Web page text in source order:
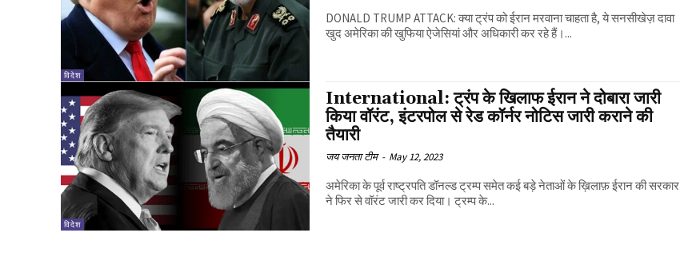
विदेश
DONALD TRUMP ATTACK: क्या ट्रंप को ईरान मरवाना चाहता है, ये सनसीखेज़ दावा
खुद अमेरिका की खुफिया ऐजेसियां और अधिकारी कर रहे हैं।...
विदेश
International: ट्रंप के खिलाफ ईरान ने दोबारा जारी
किया वॉरंट, इंटरपोल से रेड कॉर्नर नोटिस जारी कराने की
तैयारी
जय जनता टीम - May 12, 2023
अमेरिका के पूर्व राष्ट्रपति डॉनल्ड ट्रम्प समेत कई बड़े नेताओं के ख़िलाफ़ ईरान की सरकार
ने फिर से वॉरंट जारी कर दिया। ट्रम्प के...